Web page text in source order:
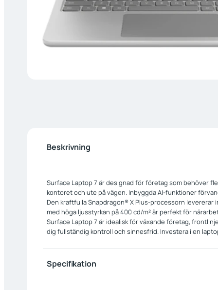
Beskrivning
Surface Laptop 7 är designad för företag som behöver
kontoret och ute på vägen. Inbyggda AI-funktioner
Den kraftfulla Snapdragon® X Plus-processorn
med höga ljusstyrkan på 400 cd/m² är perfekt för
Surface Laptop 7 är idealisk för växande företag,
dig fullständig kontroll och sinnesfrid. Investera i en
Specifikation